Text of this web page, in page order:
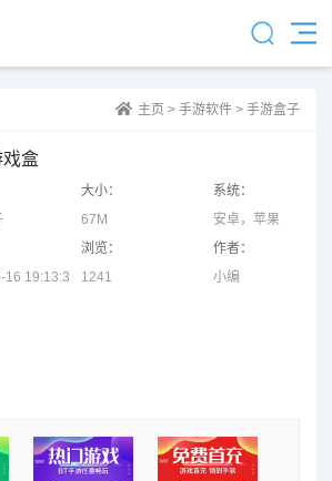
主页 > 手游软件 > 手游盒子
戏盒
大小：
67M
系统：
安卓，苹果
16 19:13:3
浏览：
1241
作者：
小编